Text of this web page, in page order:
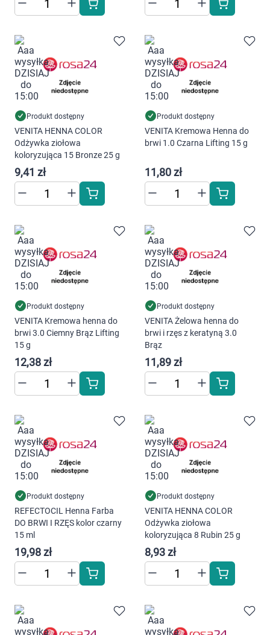
Produkt dostępny
VENITA HENNA COLOR
Odżywka ziołowa
koloryzująca 15 Bronze 25 g
9,41 zł
Produkt dostępny
VENITA Kremowa Henna do
brwi 1.0 Czarna Lifting 15 g
11,80 zł
Produkt dostępny
VENITA Kremowa henna do
brwi 3.0 Ciemny Brąz Lifting
15 g
12,38 zł
Produkt dostępny
VENITA Żelowa henna do
brwi i rzęs z keratyną 3.0
Brąz
11,89 zł
Produkt dostępny
REFECTOCIL Henna Farba
DO BRWI I RZĘS kolor czarny
15 ml
19,98 zł
Produkt dostępny
VENITA HENNA COLOR
Odżywka ziołowa
koloryzująca 8 Rubin 25 g
8,93 zł